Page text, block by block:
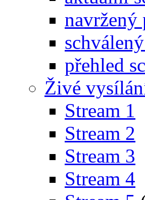
navržený
přehled
Živé
Stream 1
Stream 2
Stream 3
Stream 4